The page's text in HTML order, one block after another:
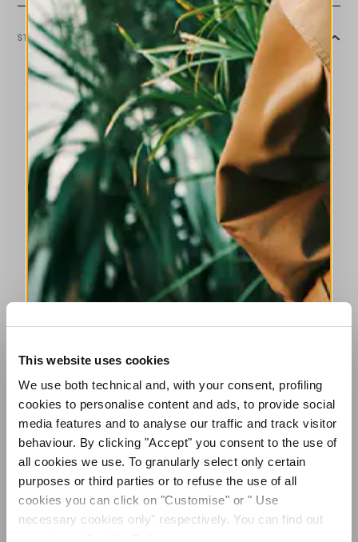
This website uses cookies
We use both technical and, with your consent, profiling
cookies to personalise content and ads, to provide social
media features and to analyse our traffic and track visitor
behaviour. By clicking "Accept" you consent to the use of
all cookies we use. To granularly select only certain
purposes or third parties or to refuse the use of all
cookies you can click on "Customise" or " Use
necessary cookies only" respectively. You can find out
MELDEN SIE SICH FÜR
UNSEREN NEWSLETTER AN
ABONNIEREN SIE UNSEREN NEWSLETTER
Abonnieren Sie unseren Newsletter, um
unsere neuesten Kollektionen vorab zu
entdecken.
Bleiben Sie über Neuigkeiten, Kooperationen
und Events informiert und erhalten Sie
exklusive Einladungen zu unseren Private
STILISTISCHE HINWEISE
Das Top Assume zeichnet sich durch einen V-Ausschnitt an der
Vorderseite mit Jabot-Detail aus. Es ist aus glänzendem
Viskosesatin gefertigt, der ihm ein leuchtendes und
geschmeidiges Aussehen verleiht. Es hat eine weiche
Silhouette, die vorne an den Hüften anliegt, während es hinten
länger ist – eine Besonderheit, die dem Kleidungsstück
Dynamik verleiht.
Ohne Verschluss. Ärmellos. Gepolsterte Träger. V-Ausschnitt
vorne mit Jabot-Detail. Naht am Rücken, die eine umgekehrte
V-Öffnung und einen ausgestellten Saum mit seitlichen
Schlitzen bildet. Länger am Rücken. Swarovski®-Kristall auf
der Rückseite.
• Viskosesatin, leichtes Gewicht, fließende Haptik.
EINZELHEITEN ZUM PRODUKT
Kantakte | Versand | Teilen
COMPLETE THE LOOK